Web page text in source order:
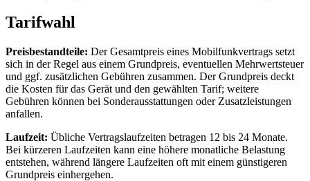
Tarifwahl
Preisbestandteile: Der Gesamtpreis eines Mobilfunkvertrags setzt
sich in der Regel aus einem Grundpreis, eventuellen Mehrwertsteuer
und ggf. zusätzlichen Gebühren zusammen. Der Grundpreis deckt
die Kosten für das Gerät und den gewählten Tarif; weitere
Gebühren können bei Sonderausstattungen oder Zusatzleistungen
anfallen.
Laufzeit: Übliche Vertragslaufzeiten betragen 12 bis 24 Monate.
Bei kürzeren Laufzeiten kann eine höhere monatliche Belastung
entstehen, während längere Laufzeiten oft mit einem günstigeren
Grundpreis einhergehen.